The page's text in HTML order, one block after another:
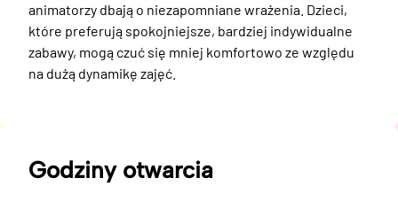
animatorzy dbają o niezapomniane wrażenia. Dzieci,
które preferują spokojniejsze, bardziej indywidualne
zabawy, mogą czuć się mniej komfortowo ze względu
na dużą dynamikę zajęć.
Godziny otwarcia